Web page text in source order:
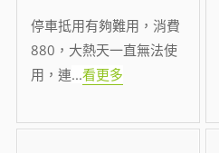
停車抵用有夠難用，消費
880，大熱天一直無法使
用，連...看更多